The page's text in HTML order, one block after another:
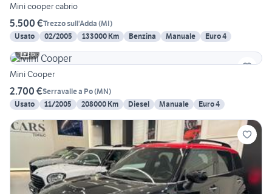
Mini cooper cabrio
5.500 €Trezzo sull'Adda (MI)
Usato
02/2005 133000 Km Benzina Manuale
Euro 4
6
Mini Cooper
2.700 €Serravalle a Po(MN)
Usato
11/2005 208000 Km Diesel Manuale Euro 4